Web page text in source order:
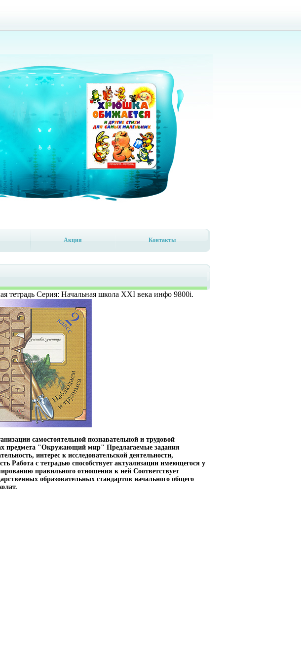
Акция Контакты
тетрадь Серия: Начальная школа XXI века инфо 9800i.
самостоятельной познавательной и трудовой
предмета "Окружающий мир" Предлагаемые задания
интерес к исследовательской деятельности,
Работа с тетрадью способствует актуализации имеющегося у
правильного отношения к ней Соответствует
образовательных стандартов начального общего